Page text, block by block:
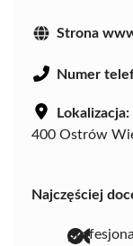
Strona
Numer
Lokalizacja:
400 Ostrów
Najczęściej